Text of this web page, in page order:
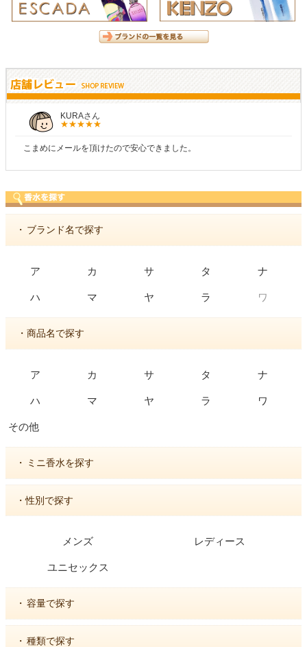
KURAさん
こまめにメールを頂けたので安心できました。
・ ブランド名で探す
ア カ サ タ ナ
ハ マ ヤ ラ ワ
・商品名で探す
ア カ サ タ ナ
ハ マ ヤ ラ ワ
その他
・ ミニ香水を探す
・性別で探す
メンズ レディース
ユニセックス
・ 容量で探す
・ 種類で探す